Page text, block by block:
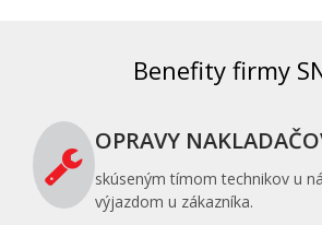
Benefity firmy
OPRAVY
skúseným tímom technikov u
výjazdom u zákazníka.